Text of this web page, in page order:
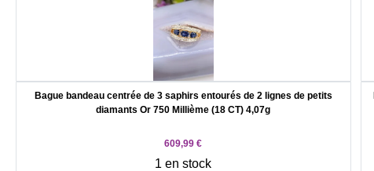
Bague bandeau centrée de 3 saphirs entourés de 2 lignes de petits
diamants Or 750 Millième (18 CT) 4,07g
609,99 €
1 en stock